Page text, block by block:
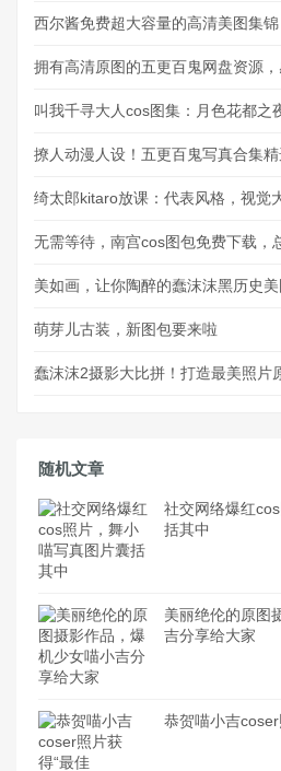
西尔酱免费超大容量的高清美图集锦
拥有高清原图的五更百鬼网盘资源，
叫我千寻大人cos图集：月色花都之
撩人动漫人设！五更百鬼写真合集
绮太郎kitaro放课：代表风格，视觉
无需等待，南宫cos图包免费下载，
美如画，让你陶醉的蠢沫沫黑历史美
萌芽儿古装，新图包要来啦
蠢沫沫2摄影大比拼！打造最美照片
随机文章
社交网络爆红
括其中
美丽绝伦的原图
吉分享给大家
恭贺喵小吉